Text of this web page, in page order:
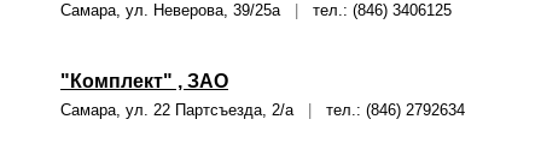
Самара, ул. Неверова, 39/25а тел.: (846) 3406125
"Комплект" , ЗАО
Самара, ул. 22 Партсъезда, 2/а тел.: (846) 2792634